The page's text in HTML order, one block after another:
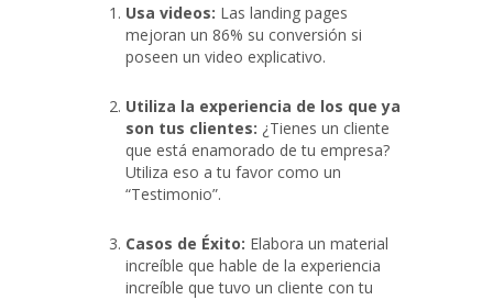
Usa videos: Las landing pages
mejoran un 86% su conversión si
poseen un video explicativo.
Utiliza la experiencia de los que ya
son tus clientes: ¿Tienes un cliente
que está enamorado de tu empresa?
Utiliza eso a tu favor como un
“Testimonio”.
Casos de Éxito: Elabora un material
increíble que hable de la experiencia
increíble que tuvo un cliente con tu